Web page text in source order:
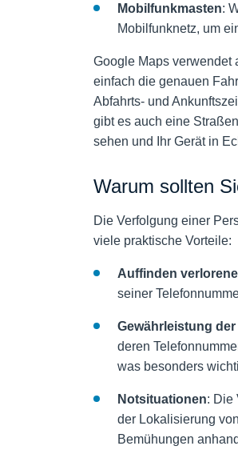
Mobilfunkmasten:
Mobilfunknetz, um
Google Maps verwendet
einfach die genauen
Abfahrts- und
gibt es auch eine
sehen und Ihr Gerät in
Warum sollten
Die Verfolgung einer
viele praktische Vorteile:
Auffinden
seiner
Gewährleistung
deren
was besonders
Notsituationen: Die
der Lokalisierung
Bemühungen